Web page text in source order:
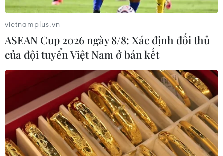
vietnamplus.vn
ASEAN Cup 2026 ngày 8/8: Xác định đối thủ
của đội tuyển Việt Nam ở bán kết